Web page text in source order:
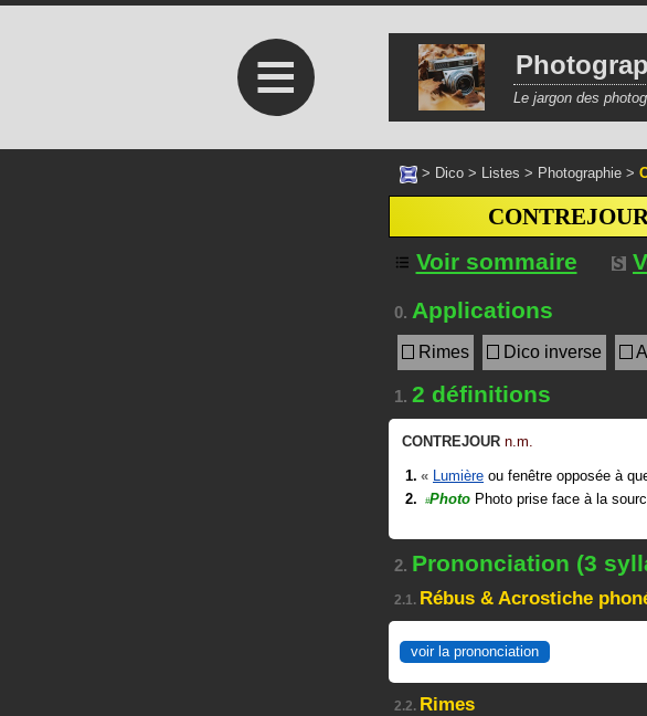
≡ Le jargon des
> Dico > Listes > Photographie >
CONTREJOUR
Voir sommaire
0. Applications
Rimes Dico inverse
1. 2 définitions
CONTREJOUR n.m.
« Lumière ou fenêtre opposée à
#Photo Photo prise face à la
2. Prononciation (3
2.1. Rébus & Acrostiche
voir la prononciation
2.2. Rimes